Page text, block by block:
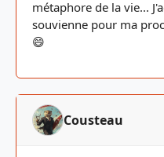
métaphore de la vie...
souvienne pour ma
😄
Cousteau